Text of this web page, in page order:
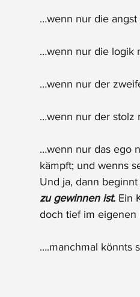
…wenn nur die angst
…wenn nur die logik
…wenn nur der
…wenn nur der stolz
…wenn nur das ego
kämpft; und wenns
Und ja, dann
zu gewinnen ist. Ein
doch tief im eigenen
….manchmal könnts